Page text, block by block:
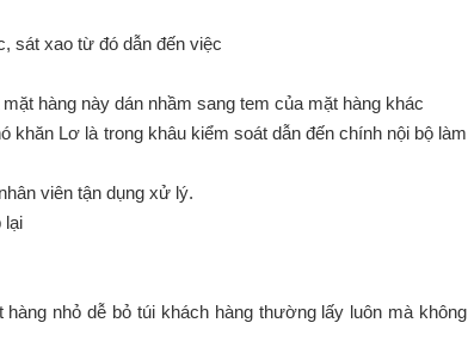
sát xao từ đó dẫn đến việc
hàng này dán nhầm sang tem của mặt hàng khác
Lơ là trong khâu kiểm soát dẫn đến chính nội bộ làm
viên tận dụng xử lý.
lại
nhỏ dễ bỏ túi khách hàng thường lấy luôn mà không